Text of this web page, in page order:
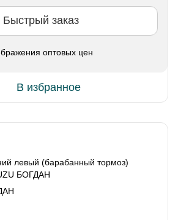
Быстрый заказ
оптовых цен
В избранное
левый (барабанный тормоз)
БОГДАН